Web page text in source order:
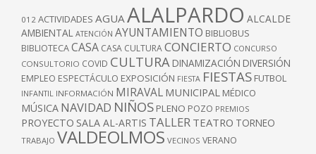
012 ACTIVIDADES AGUAALALPARDO ALCALDE
AMBIENTAL ATENCIÓN AYUNTAMIENTO BIBLIOBUS
BIBLIOTECACASA CASA CULTURACONCIERTO CONCURSO
CONSULTORIO COVID CULTURA DINAMIZACIÓN DIVERSIÓN
EMPLEO ESPECTÁCULO EXPOSICIÓN FIESTA FIESTAS FUTBOL
INFANTIL INFORMACIÓN MIRAVAL MUNICIPAL MÉDICO
MÚSICA NAVIDAD NIÑOS PLENO POZO PREMIOS
PROYECTO SALA AL-ARTIS TALLER TEATRO TORNEO
TRABAJO VALDEOLMOS VECINOS VERANO